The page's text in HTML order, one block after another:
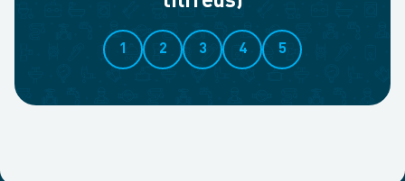
1 2 3 4 5